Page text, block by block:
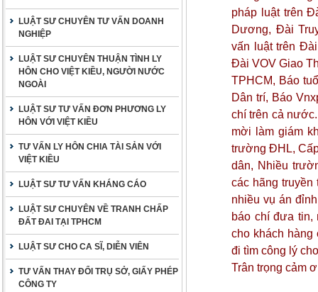
LUẬT SƯ CHUYÊN TƯ VẤN DOANH
NGHIỆP
LUẬT SƯ CHUYÊN THUẬN TÌNH LY
HÔN CHO VIỆT KIỀU, NGƯỜI NƯỚC
NGOÀI
LUẬT SƯ TƯ VẤN ĐƠN PHƯƠNG LY
HÔN VỚI VIỆT KIỀU
TƯ VẤN LY HÔN CHIA TÀI SẢN VỚI
VIỆT KIỀU
LUẬT SƯ TƯ VẤN KHÁNG CÁO
LUẬT SƯ CHUYÊN VỀ TRANH CHẤP
ĐẤT ĐAI TẠI TPHCM
LUẬT SƯ CHO CA SĨ, DIỄN VIÊN
TƯ VẤN THAY ĐỔI TRỤ SỞ, GIẤY PHÉP
CÔNG TY
pháp luật trên
Dương, Đài
vấn luật trên
Đài VOV Giao
TPHCM, Báo
Dân trí, Báo
chí trên cả
mời làm giám
trường ĐHL,
dân, Nhiều
các hãng
nhiều vụ án
báo chí đưa
cho khách
đi tìm công lý
Trân trọng cảm